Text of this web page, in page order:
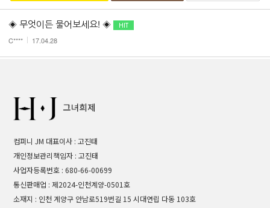
◈ 무엇이든 물어보세요! ◈
C**** 17.04.28
컴퍼니 JM 대표이사 : 고진태
개인정보관리책임자 : 고진태
사업자등록번호 : 680-66-00699
통신판매업 : 제2024-인천계양-0501호
소재지 : 인천 계양구 안남로519번길 15 시대연립 다동 103호